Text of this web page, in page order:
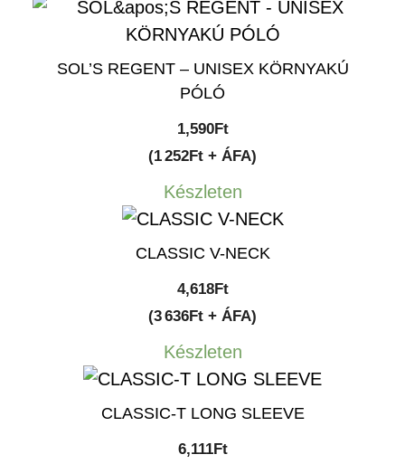
SOL’S REGENT – UNISEX KÖRNYAKÚ
PÓLÓ
1,590Ft
(1 252Ft + ÁFA)
Készleten
CLASSIC V-NECK
4,618Ft
(3 636Ft + ÁFA)
Készleten
CLASSIC-T LONG SLEEVE
6,111Ft